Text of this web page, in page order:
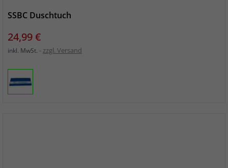
SSBC Duschtuch
Preis
24,99 €
inkl. MwSt. zzgl. Versand